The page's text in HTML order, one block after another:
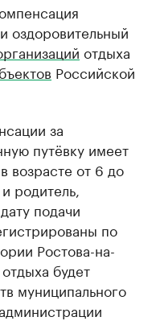
оздоровительный
отдыха
Российской
за
путёвку имеет
возрасте от 6 до
родитель,
подачи
по
Ростова-на-
будет
муниципального